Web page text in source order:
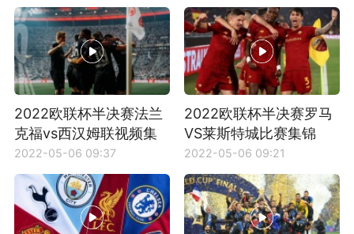
2022欧联杯半决赛法兰
克福vs西汉姆联视频集
锦
2022-05-06 09:37
2022欧联杯半决赛罗马
VS莱斯特城比赛集锦
2022-05-06 09:21